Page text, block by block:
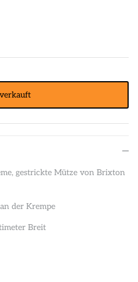
gestrickte Mütze von Brixton
der Krempe
Breit